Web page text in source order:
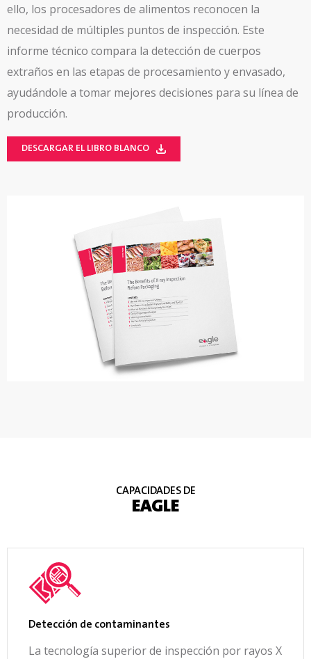
ello, los procesadores de alimentos reconocen la
necesidad de múltiples puntos de inspección. Este
informe técnico compara la detección de cuerpos
extraños en las etapas de procesamiento y envasado,
ayudándole a tomar mejores decisiones para su línea de
producción.
DESCARGAR EL LIBRO BLANCO
CAPACIDADES DE
EAGLE
Detección de contaminantes
La tecnología superior de inspección por rayos X